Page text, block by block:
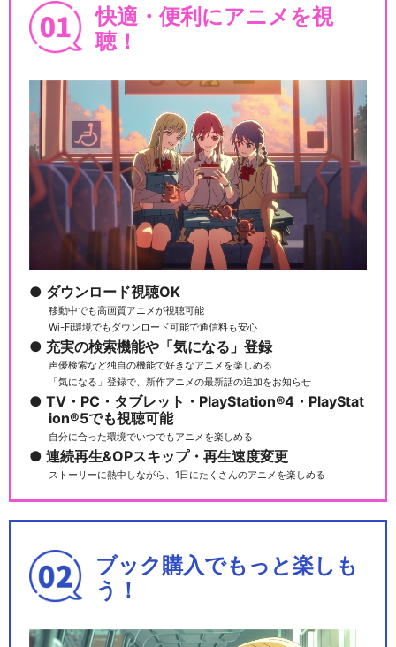
快適・便利にアニメを視
聴！
ダウンロード視聴OK
移動中でも高画質アニメが視聴可能
Wi-Fi環境でもダウンロード可能で通信料も安心
充実の検索機能や「気になる」登録
声優検索など独自の機能で好きなアニメを楽しめる
「気になる」登録で、新作アニメの最新話の追加をお知らせ
TV・PC・タブレット・PlayStation®4・PlayStat
ion®5でも視聴可能
自分に合った環境でいつでもアニメを楽しめる
連続再生&OPスキップ・再生速度変更
ストーリーに熱中しながら、1日にたくさんのアニメを楽しめる
ブック購入でもっと楽しも
う！